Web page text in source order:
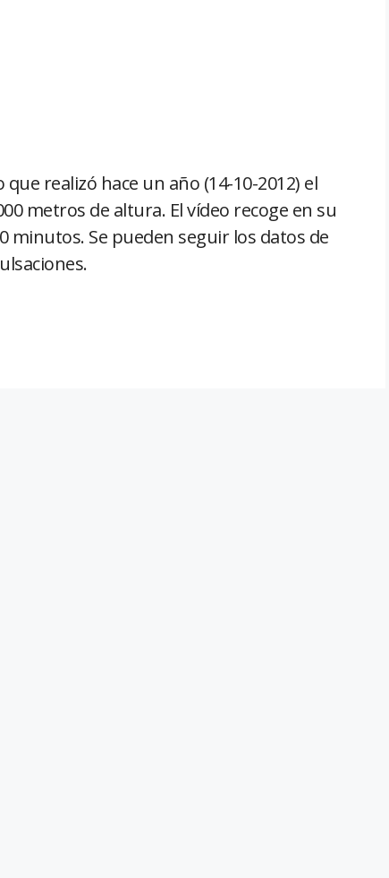
realizó hace un año (14-10-2012) el
metros de altura. El vídeo recoge en su
minutos. Se pueden seguir los datos de